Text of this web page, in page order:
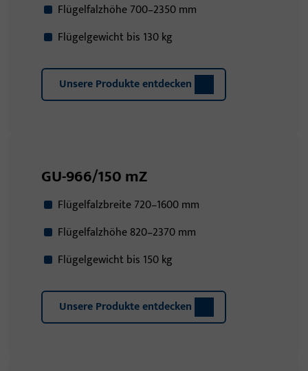
Flügelfalzhöhe 700–2350 mm
Flügelgewicht bis 130 kg
Unsere Produkte entdecken
GU-966/150 mZ
Flügelfalzbreite 720–1600 mm
Flügelfalzhöhe 820–2370 mm
Flügelgewicht bis 150 kg
Unsere Produkte entdecken